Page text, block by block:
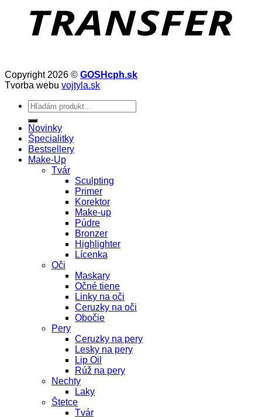
Copyright 2026 © GOSHcph.sk
Tvorba webu vojtyla.sk
Hľadať:
Novinky
Špecialitky
Bestsellery
Make-Up
Tvár
Sculpting
Primer
Korektor
Make-up
Púdre
Bronzer
Highlighter
Lícenka
Oči
Maskary
Očné tiene
Linky na oči
Ceruzky na oči
Obočie
Pery
Ceruzky na pery
Lesky na pery
Lip Oil
Rúž na pery
Nechty
Laky
Štetce
Tvár